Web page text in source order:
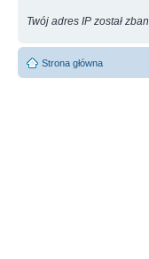
Twój adres IP został
Strona główna